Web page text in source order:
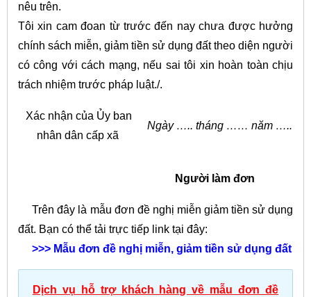
nêu trên.
Tôi xin cam đoan từ trước đến nay chưa được hưởng
chính sách miễn, giảm tiền sử dụng đất theo diện người
có công với cách mạng, nếu sai tôi xin hoàn toàn chịu
trách nhiệm trước pháp luật./.
Xác nhận của Ủy ban
nhân dân cấp xã
Ngày ….. tháng …… năm …..
Người làm đơn
Trên đây là mẫu đơn đề nghị miễn giảm tiền sử dụng
đất. Bạn có thể tải trực tiếp link tại đây:
>>> Mẫu đơn đề nghị miễn, giảm tiền sử dụng đất
Dịch vụ hỗ trợ khách hàng về mẫu đơn đề